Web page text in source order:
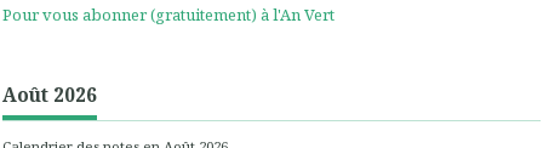
Pour vous abonner (gratuitement) à l'An Vert
Août 2026